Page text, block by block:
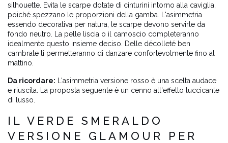
silhouette. Evita le scarpe dotate di cinturini intorno alla caviglia,
poiché spezzano le proporzioni della gamba. L'asimmetria
essendo decorativa per natura, le scarpe devono servirle da
fondo neutro. La pelle liscia o il camoscio completeranno
idealmente questo insieme deciso. Delle décolleté ben
cambrate ti permetteranno di danzare confortevolmente fino al
mattino.
Da ricordare: L'asimmetria versione rosso è una scelta audace
e riuscita. La proposta seguente è un cenno all'effetto luccicante
di lusso.
IL VERDE SMERALDO
VERSIONE GLAMOUR PER